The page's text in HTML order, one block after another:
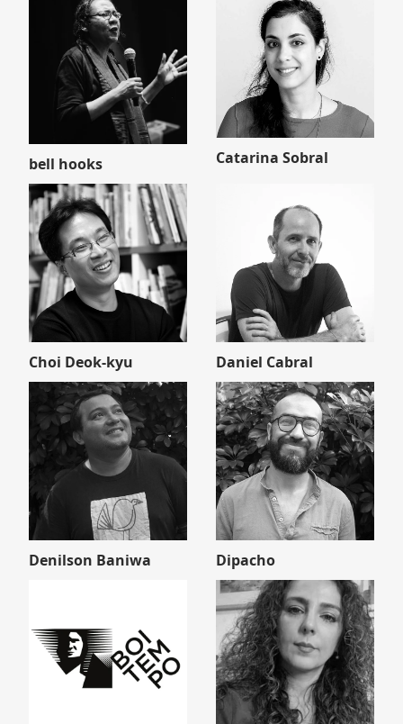
bell hooks Catarina Sobral
Choi Deok-kyu Daniel Cabral
Denilson Baniwa Dipacho